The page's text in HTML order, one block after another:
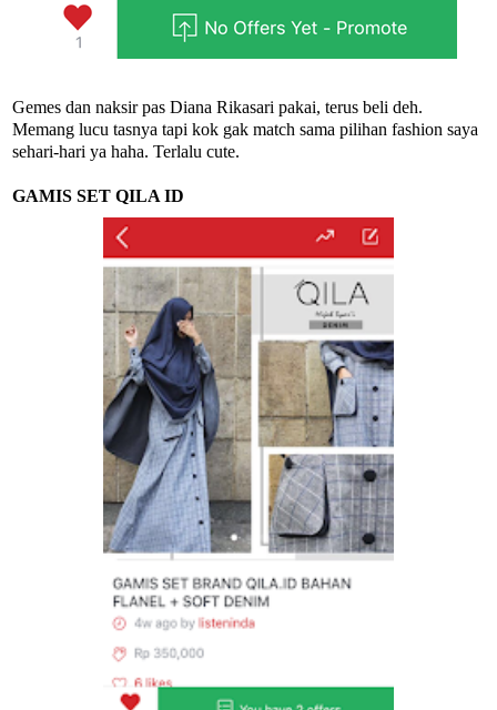
Gemes dan naksir pas Diana Rikasari pakai, terus beli deh.
Memang lucu tasnya tapi kok gak match sama pilihan fashion saya
sehari-hari ya haha. Terlalu cute.
GAMIS SET QILA ID